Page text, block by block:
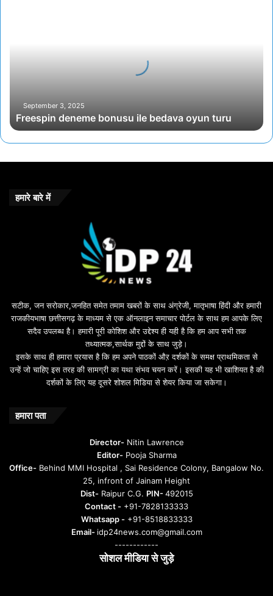
September 3, 2025
Freespin deneme bonusu ile bedava oyun turu
हमारे बारे में
सटीक, जन सरोकार,जनहित समेत तमाम खबरों के साथ अंग्रेजी, मातृभाषा हिंदी और हमारी
राजकीयभाषा छत्तीसगढ़ के माध्यम से एक ऑनलाइन समाचार पोर्टल के साथ हम आपके लिए
सदैव उपलब्ध है। हमारी पूरी कोशिश और उद्देश्य ही यही है कि हम आप सभी तक
तथ्यात्मक,सार्थक मुद्दों के साथ जुड़े।
इसके साथ ही हमारा प्रयास है कि हम अपने पाठकों औऱ दर्शकों के समक्ष प्राथमिकता से
उन्हें जो चाहिए इस तरह की सामग्री का यथा संभव चयन करें। इसकी यह भी खाशियत है की
दर्शकों के लिए यह दूसरे शोशल मिडिया से शेयर किया जा सकेगा।
हमारा पता
Director-Nitin Lawrence
Editor-Pooja Sharma
Office- Behind MMI Hospital , Sai Residence Colony, Bangalow No.
25, infront of Jainam Height
Dist-Raipur C.G. PIN-492015
Contact - +91-7828133333
Whatsapp -+91-8518833333
Email- idp24news.com@gmail.com
------------
सोशल मीडिया से जुड़े